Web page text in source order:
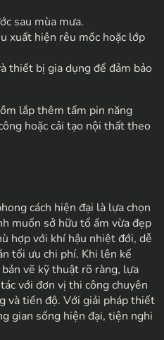
sau mùa mưa.
xuất hiện rêu mốc hoặc lớp
thiết bị gia dụng để đảm bảo
lắp thêm tấm pin năng
hoặc cải tạo nội thất theo
cách hiện đại là lựa chọn
muốn sở hữu tổ ấm vừa đẹp
hợp với khí hậu nhiệt đới, dễ
tối ưu chi phí. Khi lên kế
vẽ kỹ thuật rõ ràng, lựa
với đơn vị thi công chuyên
và tiến độ. Với giải pháp thiết
gian sống hiện đại, tiện nghi